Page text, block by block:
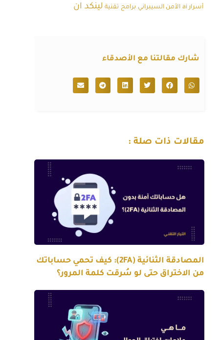
أسرار ai الأمن السيبراني برامج تقنية لينكد ان
شارك مقالتنا مع الأصدقاء
مقالات ذات صلة :
المصادقة الثنائية (2FA): كيف تحمي حساباتك
من الاختراق حتى لو سُرقت كلمة المرور؟